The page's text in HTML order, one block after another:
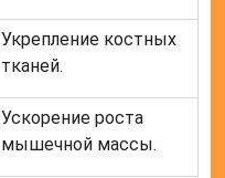
Укрепление костных
тканей.
Ускорение роста
мышечной массы.